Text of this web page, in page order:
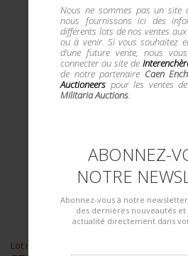
Nous ne sommes pas un site
nous fournissons ici des
différents lots de nos ventes
ou à venir. Si vous souhaitez
d'une future vente, nous
connecter au site de
de notre partenaire Caen
Auctioneerspour les ventes
Militaria Auctions.
ABONNEZ-
NOTRE
Abonnez-vous à notre
des dernières nouveautés
actualité directement dans
Lot n° : 3146